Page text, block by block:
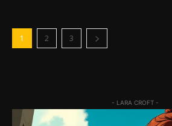
1 2 3
- LARA CROFT -